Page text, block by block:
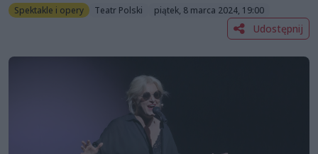
Spektakle i opery Teatr Polski piątek, 8 marca 2024, 19:00
Udostępnij